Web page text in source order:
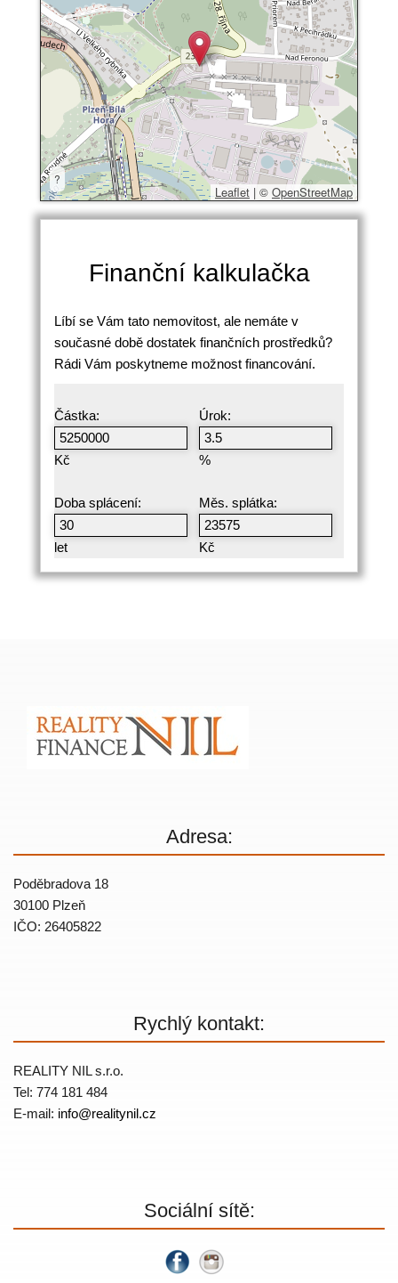
?
Leaflet | © OpenStreetMap
Finanční kalkulačka
Líbí se Vám tato nemovitost, ale nemáte v
současné době dostatek finančních prostředků?
Rádi Vám poskytneme možnost financování.
Částka:
Kč
Úrok:
%
Doba splácení:
let
Měs. splátka:
Kč
Adresa:
Poděbradova 18
30100 Plzeň
IČO: 26405822
Rychlý kontakt:
REALITY NIL s.r.o.
Tel: 774 181 484
E-mail: info@realitynil.cz
Sociální sítě: